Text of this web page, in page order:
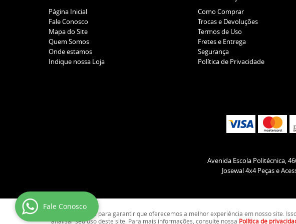
Página Inicial
Fale Conosco
Mapa do Site
Quem Somos
Onde estamos
Indique nossa Loja
Como Comprar
Trocas e Devoluções
Termos de Uso
Fretes e Entrega
Segurança
Política de Privacidade
Avenida Escola Politécnica,
Josewal 4x4 Peças e
Usamos cookies para garantir que oferecemos a melhor experiência em nosso site.
analisar seu uso deste site. Para mais informações, consulte nossa Política de
Fale Conosco